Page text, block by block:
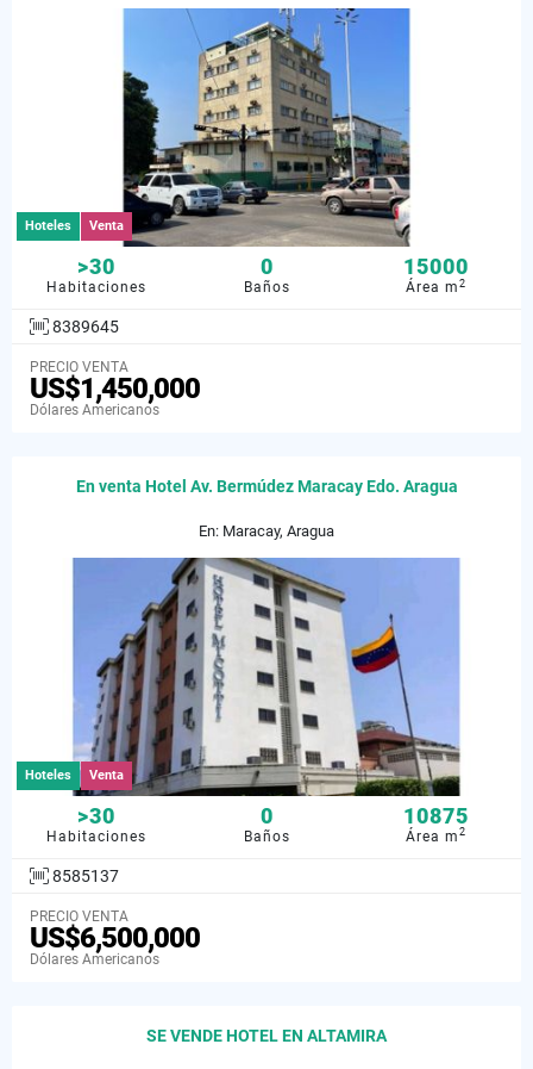
Hoteles Venta
>30
Habitaciones
0
Baños
15000
Área m2
8389645
PRECIO VENTA
US$1,450,000
Dólares Americanos
En venta Hotel Av. Bermúdez Maracay Edo. Aragua
En: Maracay, Aragua
Hoteles Venta
>30
Habitaciones
0
Baños
10875
Área m2
8585137
PRECIO VENTA
US$6,500,000
Dólares Americanos
SE VENDE HOTEL EN ALTAMIRA